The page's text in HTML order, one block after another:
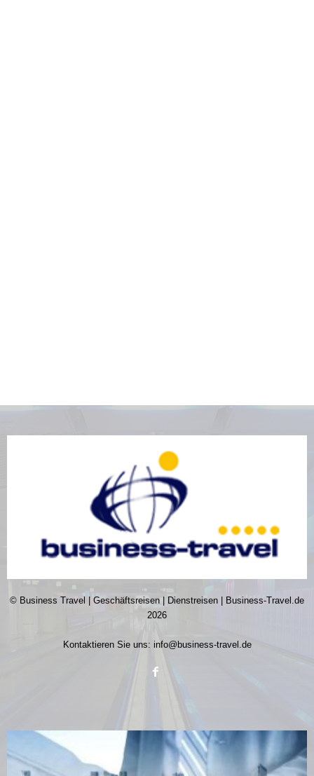
© Business Travel | Geschäftsreisen | Dienstreisen | Business-Travel.de
2026
Kontaktieren Sie uns: info@business-travel.de